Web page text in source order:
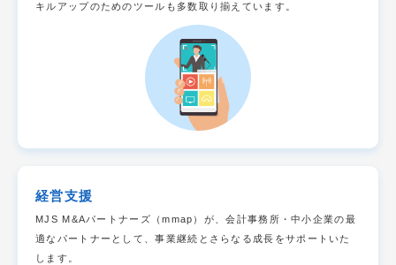
キルアップのためのツールも多数取り揃えています。
経営支援
MJS M&Aパートナーズ（mmap）が、会計事務所・中小企業の最
適なパートナーとして、事業継続とさらなる成長をサポートいた
します。